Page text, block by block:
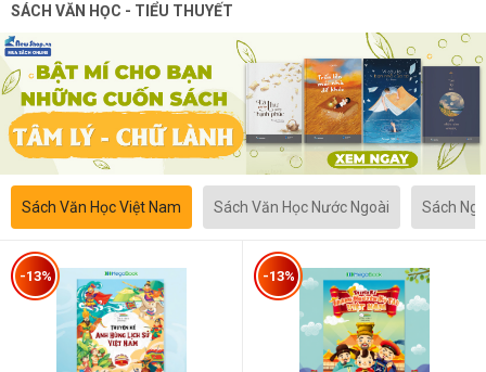
SÁCH VĂN HỌC - TIỂU THUYẾT
Sách Văn Học Việt Nam Sách Văn Học Nước Ngoài Sách
-13% -13%